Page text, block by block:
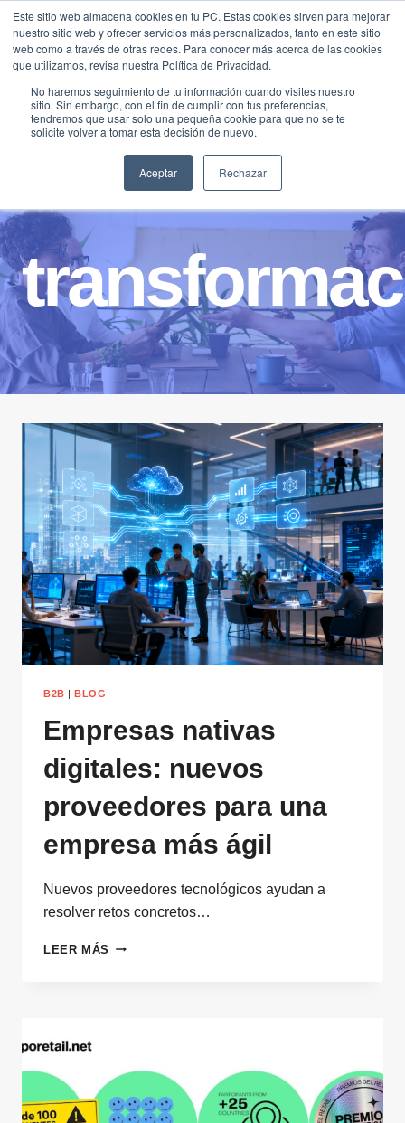
Este sitio web almacena cookies en tu PC. Estas cookies sirven para mejorar
nuestro sitio web y ofrecer servicios más personalizados, tanto en este sitio
web como a través de otras redes. Para conocer más acerca de las cookies
que utilizamos, revisa nuestra Política de Privacidad.
No haremos seguimiento de tu información cuando visites nuestro
sitio. Sin embargo, con el fin de cumplir con tus preferencias,
tendremos que usar solo una pequeña cookie para que no se te
solicite volver a tomar esta decisión de nuevo.
Aceptar Rechazar
Saltar
contenido
B2B |BLOG
Empresas nativas
digitales: nuevos
proveedores para una
empresa más ágil
Nuevos proveedores tecnológicos ayudan a
resolver retos concretos…
LEER MÁS EMPRESAS
EMPRESA
ÁGIL
Traducir »